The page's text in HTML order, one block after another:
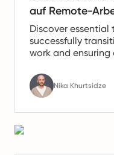
auf Remote-
Discover
successfully
work and
Nika Khurtsidze